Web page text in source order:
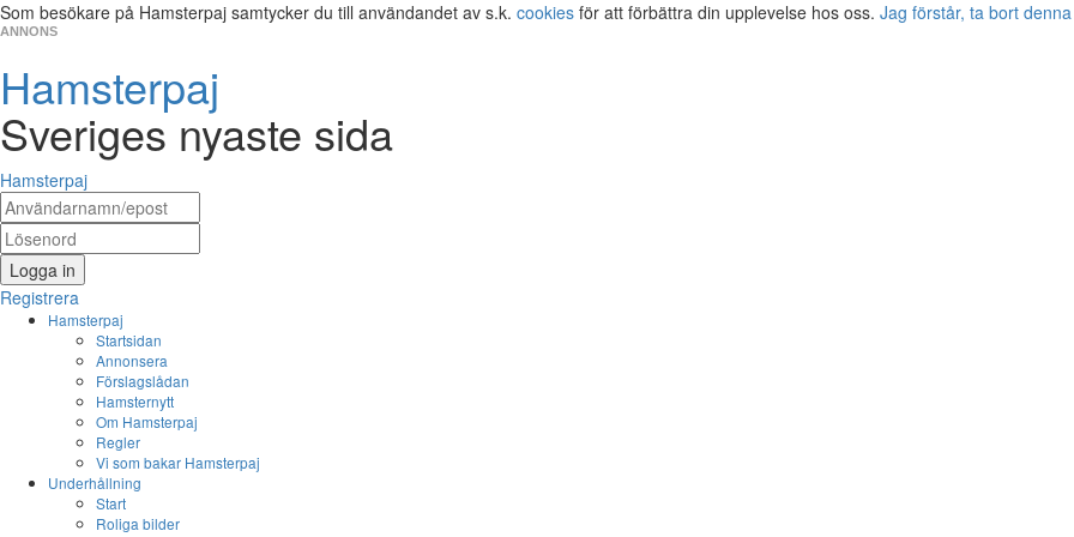
Som besökare på Hamsterpaj samtycker du till användandet av s.k. cookies för att förbättra din upplevelse hos oss. Jag förstår, ta bort
ANNONS
Hamsterpaj
Sveriges nyaste sida
Hamsterpaj
Logga in
Registrera
Hamsterpaj
Startsidan
Annonsera
Förslagslådan
Hamsternytt
Om Hamsterpaj
Regler
Vi som bakar Hamsterpaj
Underhållning
Start
Roliga bilder